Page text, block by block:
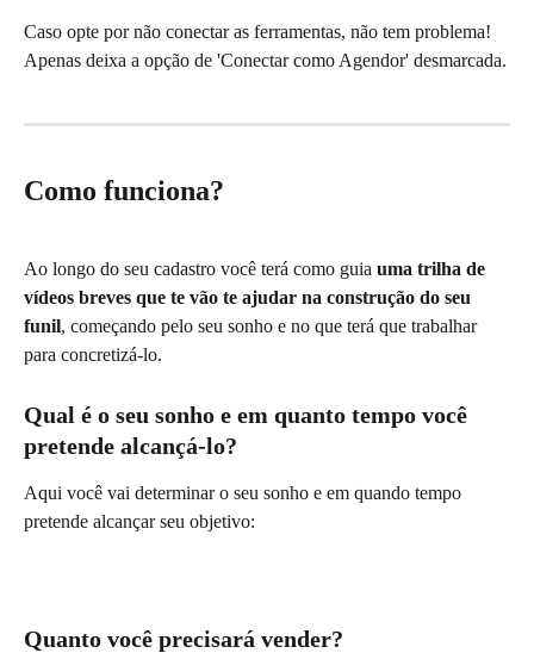
Caso opte por não conectar as ferramentas, não tem problema!
Apenas deixa a opção de 'Conectar como Agendor' desmarcada.
Como funciona?
Ao longo do seu cadastro você terá como guia uma trilha de
vídeos breves que te vão te ajudar na construção do seu
funil, começando pelo seu sonho e no que terá que trabalhar
para concretizá-lo.
Qual é o seu sonho e em quanto tempo você
pretende alcançá-lo?
Aqui você vai determinar o seu sonho e em quando tempo
pretende alcançar seu objetivo:
Quanto você precisará vender?